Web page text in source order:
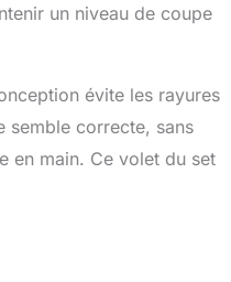
un niveau de coupe
évite les rayures
semble correcte, sans
en main. Ce volet du set